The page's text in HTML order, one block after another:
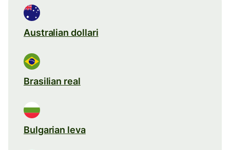
Australian dollari
Brasilian real
Bulgarian leva